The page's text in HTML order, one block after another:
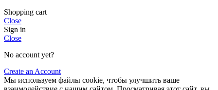
Shopping cart
Close
Sign in
Close
No account yet?
Create an Account
Мы используем файлы cookie, чтобы улучшить ваше